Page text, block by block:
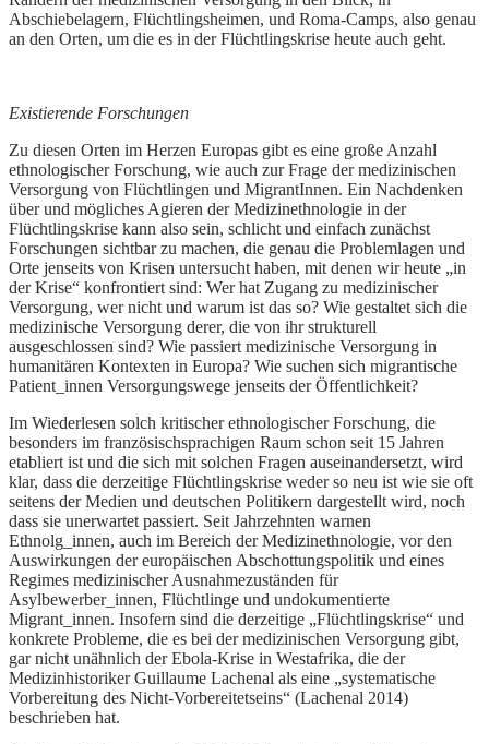
Abschiebelagern, Flüchtlingsheimen, und Roma-Camps, also genau
an den Orten, um die es in der Flüchtlingskrise heute auch geht.
Existierende Forschungen
Zu diesen Orten im Herzen Europas gibt es eine große Anzahl
ethnologischer Forschung, wie auch zur Frage der medizinischen
Versorgung von Flüchtlingen und MigrantInnen. Ein Nachdenken
über und mögliches Agieren der Medizinethnologie in der
Flüchtlingskrise kann also sein, schlicht und einfach zunächst
Forschungen sichtbar zu machen, die genau die Problemlagen und
Orte jenseits von Krisen untersucht haben, mit denen wir heute „in
der Krise“ konfrontiert sind: Wer hat Zugang zu medizinischer
Versorgung, wer nicht und warum ist das so? Wie gestaltet sich die
medizinische Versorgung derer, die von ihr strukturell
ausgeschlossen sind? Wie passiert medizinische Versorgung in
humanitären Kontexten in Europa? Wie suchen sich migrantische
Patient_innen Versorgungswege jenseits der Öffentlichkeit?
Im Wiederlesen solch kritischer ethnologischer Forschung, die
besonders im französischsprachigen Raum schon seit 15 Jahren
etabliert ist und die sich mit solchen Fragen auseinandersetzt, wird
klar, dass die derzeitige Flüchtlingskrise weder so neu ist wie sie oft
seitens der Medien und deutschen Politikern dargestellt wird, noch
dass sie unerwartet passiert. Seit Jahrzehnten warnen
Ethnolg_innen, auch im Bereich der Medizinethnologie, vor den
Auswirkungen der europäischen Abschottungspolitik und eines
Regimes medizinischer Ausnahmezuständen für
Asylbewerber_innen, Flüchtlinge und undokumentierte
Migrant_innen. Insofern sind die derzeitige „Flüchtlingskrise“ und
konkrete Probleme, die es bei der medizinischen Versorgung gibt,
gar nicht unähnlich der Ebola-Krise in Westafrika, die der
Medizinhistoriker Guillaume Lachenal als eine „systematische
Vorbereitung des Nicht-Vorbereitetseins“ (Lachenal 2014)
beschrieben hat.